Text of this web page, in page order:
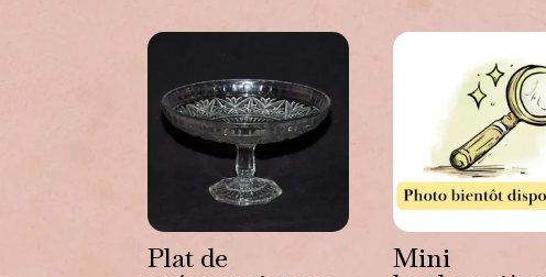
Plat de Mini